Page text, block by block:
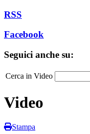
RSS
Facebook
Seguici anche su:
Cerca in Video
Video
Stampa